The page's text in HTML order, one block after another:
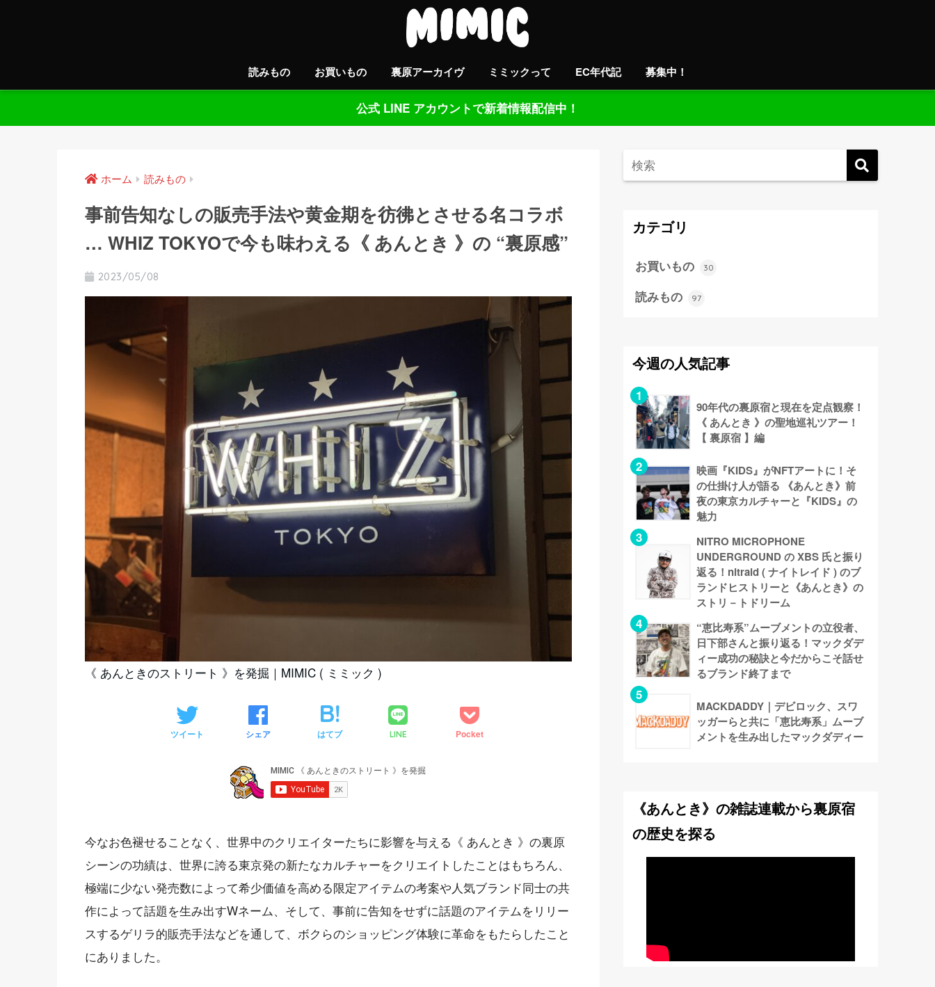
読みもの お買いもの 裏原アーカイヴ ミミックって EC年代記 募集中！
公式 LINE アカウントで新着情報配信中！
ホーム 読みもの
事前告知なしの販売手法や黄金期を彷彿とさせる名コラボ
… WHIZ TOKYOで今も味わえる《 あんとき 》の “裏原感”
2023/05/08
《 あんときのストリート 》を発掘｜MIMIC ( ミミック )
ツイート シェア はてブ LINE Pocket
今なお色褪せることなく、世界中のクリエイターたちに影響を与える《 あんとき 》の裏原
シーンの功績は、世界に誇る東京発の新たなカルチャーをクリエイトしたことはもちろん、
極端に少ない発売数によって希少価値を高める限定アイテムの考案や人気ブランド同士の共
作によって話題を生み出すWネーム、そして、事前に告知をせずに話題のアイテムをリリー
スするゲリラ的販売手法などを通して、ボクらのショッピング体験に革命をもたらしたこと
にありました。
カテゴリ
お買いもの 30
読みもの 97
今週の人気記事
90年代の裏原宿と現在を定点観察！
《 あんとき 》の聖地巡礼ツアー！
【 裏原宿 】編
映画『KIDS』がNFTアートに！そ
の仕掛け人が語る 《あんとき》前
夜の東京カルチャーと『KIDS』の
魅力
NITRO MICROPHONE
UNDERGROUND の XBS 氏と振り
返る！nitraid ( ナイトレイド ) のブ
ランドヒストリーと《あんとき》の
ストリ－トドリーム
“恵比寿系”ムーブメントの立役者、
日下部さんと振り返る！マックダデ
ィー成功の秘訣と今だからこそ話せ
るブランド終了まで
MACKDADDY｜デビロック、スワ
ッガーらと共に「恵比寿系」ムーブ
メントを生み出したマックダディー
《あんとき》の雑誌連載から裏原宿
の歴史を探る